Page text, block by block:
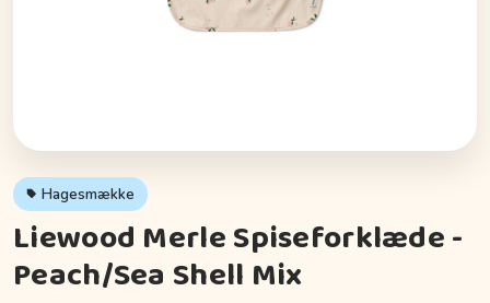
Hagesmække
Liewood Merle Spiseforklæde -
Peach/Sea Shell Mix